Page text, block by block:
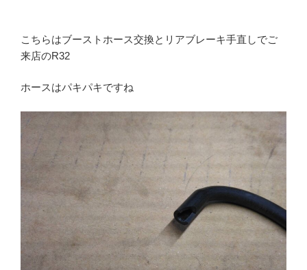
こちらはブーストホース交換とリアブレーキ手直しでご
来店のR32
ホースはパキパキですね